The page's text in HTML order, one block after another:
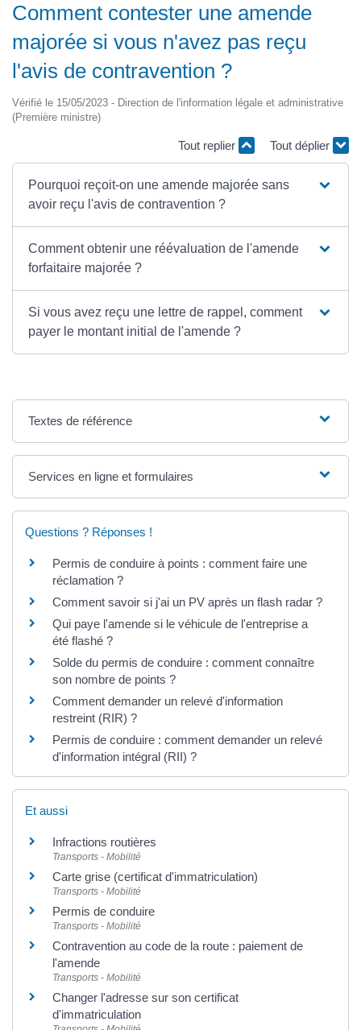
Comment contester une amende
majorée si vous n'avez pas reçu
l'avis de contravention ?
Vérifié le 15/05/2023 - Direction de l'information légale et administrative
(Première ministre)
Tout replier Tout déplier
Pourquoi reçoit-on une amende majorée sans
avoir reçu l'avis de contravention ?
Comment obtenir une réévaluation de l'amende
forfaitaire majorée ?
Si vous avez reçu une lettre de rappel, comment
payer le montant initial de l'amende ?
Textes de référence
Services en ligne et formulaires
Questions ? Réponses !
Permis de conduire à points : comment faire une
réclamation ?
Comment savoir si j'ai un PV après un flash radar ?
Qui paye l'amende si le véhicule de l'entreprise a
été flashé ?
Solde du permis de conduire : comment connaître
son nombre de points ?
Comment demander un relevé d'information
restreint (RIR) ?
Permis de conduire : comment demander un relevé
d'information intégral (RII) ?
Et aussi
Infractions routières
Transports - Mobilité
Carte grise (certificat d'immatriculation)
Transports - Mobilité
Permis de conduire
Transports - Mobilité
Contravention au code de la route : paiement de
l'amende
Transports - Mobilité
Changer l'adresse sur son certificat
d'immatriculation